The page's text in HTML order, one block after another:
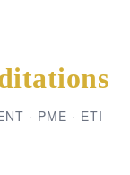
· PME · ETI